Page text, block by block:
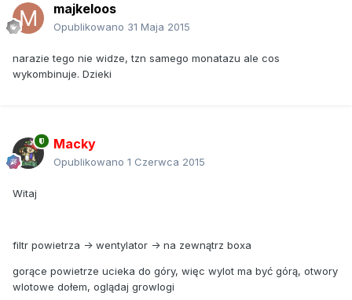
majkeloos
Opublikowano 31 Maja 2015
narazie tego nie widze, tzn samego monatazu ale cos
wykombinuje. Dzieki
Macky
Opublikowano 1 Czerwca 2015
Witaj
filtr powietrza -> wentylator -> na zewnątrz boxa
gorące powietrze ucieka do góry, więc wylot ma być górą, otwory
wlotowe dołem, oglądaj growlogi